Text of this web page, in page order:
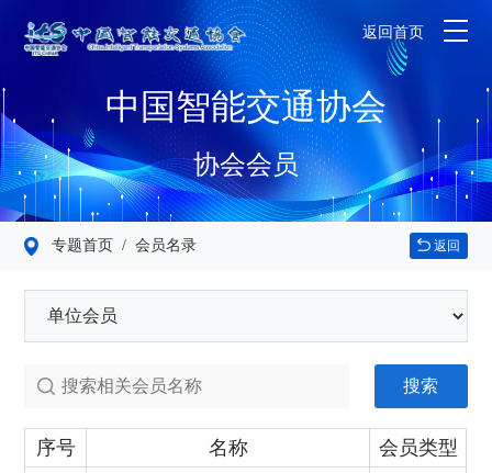
返回首页
中国智能交通协会
协会会员
专题首页 / 会员名录 返回
搜索
序号 名称 会员类型